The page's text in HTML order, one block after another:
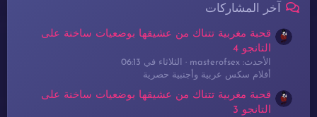
آخر المشاركات
قحبة مغربية تتناك من عشيقها بوضعيات ساخنة على
التانجو 4
الأحدث: masterofsex
الثلاثاء في 06:13
أفلام سكس عربية وأجنبية حصرية
قحبة مغربية تتناك من عشيقها بوضعيات ساخنة على
التانجو 3